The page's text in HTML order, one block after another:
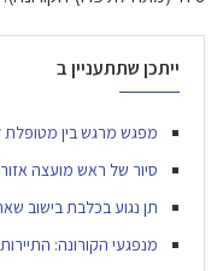
ייתכן שתתעניין ב
מפגש מרגש בין
סיור של ראש מועצה
תן נגוע בכלבת בישוב
מנפגעי הקורונה: התיירות